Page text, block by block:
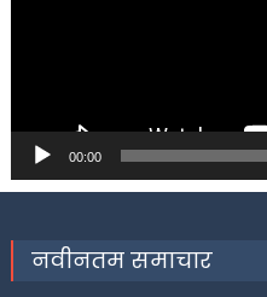
00:00
नवीनतम समाचार